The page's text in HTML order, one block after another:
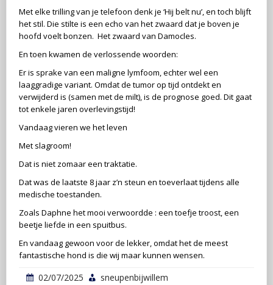
Met elke trilling van je telefoon denk je ‘Hij belt nu’, en toch blijft
het stil. Die stilte is een echo van het zwaard dat je boven je
hoofd voelt bonzen. Het zwaard van Damocles.
En toen kwamen de verlossende woorden:
Er is sprake van een maligne lymfoom, echter wel een
laaggradige variant. Omdat de tumor op tijd ontdekt en
verwijderd is (samen met de milt), is de prognose goed. Dit gaat
tot enkele jaren overlevingstijd!
Vandaag vieren we het leven
Met slagroom!
Dat is niet zomaar een traktatie.
Dat was de laatste 8 jaar z’n steun en toeverlaat tijdens alle
medische toestanden.
Zoals Daphne het mooi verwoordde : een toefje troost, een
beetje liefde in een spuitbus.
En vandaag gewoon voor de lekker, omdat het de meest
fantastische hond is die wij maar kunnen wensen.
02/07/2025
sneupenbijwillem